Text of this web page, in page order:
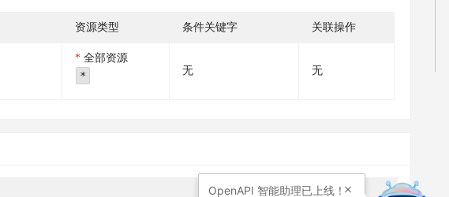
资源类型 条件关键字 关联操作
全部资源
* 无 无
OpenAPI 智能助理已上线！